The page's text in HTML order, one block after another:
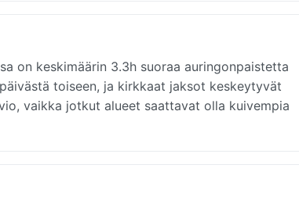
on keskimäärin 3.3h suoraa auringonpaistetta
toiseen, ja kirkkaat jaksot keskeytyvät
vaikka jotkut alueet saattavat olla kuivempia